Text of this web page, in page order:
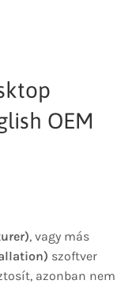
OEM
, vagy más
szoftver
azonban nem